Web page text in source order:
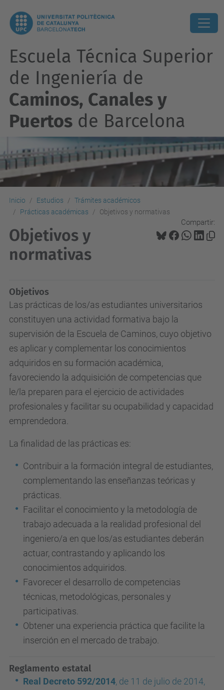
Escuela Técnica Superior
de Ingeniería de
Caminos, Canales y
Puertos de Barcelona
Inicio Estudios
Trámites académicos
Prácticas académicas
Objetivos y normativas
Compartir:
Objetivos y
normativas
Objetivos
Las prácticas de los/as estudiantes universitarios
constituyen una actividad formativa bajo la
supervisión de la Escuela de Caminos, cuyo objetivo
es aplicar y complementar los conocimientos
adquiridos en su formación académica,
favoreciendo la adquisición de competencias que
le/la preparen para el ejercicio de actividades
profesionales y facilitar su ocupabilidad y capacidad
emprendedora.
La finalidad de las prácticas es:
Contribuir a la formación integral de estudiantes,
complementando las enseñanzas teóricas y
prácticas.
Facilitar el conocimiento y la metodología de
trabajo adecuada a la realidad profesional del
ingeniero/a en que los/as estudiantes deberán
actuar, contrastando y aplicando los
conocimientos adquiridos.
Favorecer el desarrollo de competencias
técnicas, metodológicas, personales y
participativas.
Obtener una experiencia práctica que facilite la
inserción en el mercado de trabajo.
Reglamento estatal
Real Decreto 592/2014, de 11 de julio de 2014,